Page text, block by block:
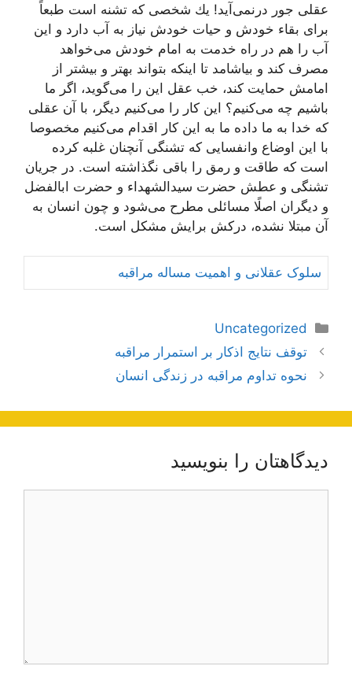
عقلی جور درنمی‌آید! یك شخصی كه تشنه است طبعاً
برای بقاء خودش و حیات خودش نیاز به آب دارد و این
آب را هم در راه خدمت به امام خودش می‌خواهد
مصرف كند و بیاشامد تا اینكه بتواند بهتر و بیشتر از
امامش حمایت كند، خب عقل این را می‌گوید، اگر ما
باشیم چه می‌كنیم؟ این كار را می‌كنیم دیگر، با آن عقلی
كه خدا به ما داده ما به این كار اقدام می‌كنیم مخصوصا
با این اوضاع وانفسایی كه تشنگی آنچنان غلبه كرده
است كه طاقت و رمق را باقی نگذاشته است. در جریان
تشنگی و عطش حضرت سیدالشهداء و حضرت ابالفضل
و دیگران اصلًا مسائلی مطرح می‌شود و چون انسان به
آن مبتلا نشده، دركش برایش مشكل است.
سلوک عقلانی و اهمیت مساله مراقبه
دسته‌ها
Uncategorized
ناوبری
نوشته‌ها
توقف نتایج اذكار بر استمرار مراقبه‏
نحوه تداوم مراقبه در زندگی انسان
دیدگاهتان را بنویسید